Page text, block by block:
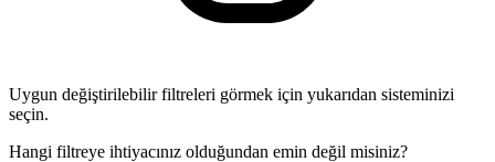
Uygun değiştirilebilir filtreleri görmek için yukarıdan sisteminizi
seçin.
Hangi filtreye ihtiyacınız olduğundan emin değil misiniz?